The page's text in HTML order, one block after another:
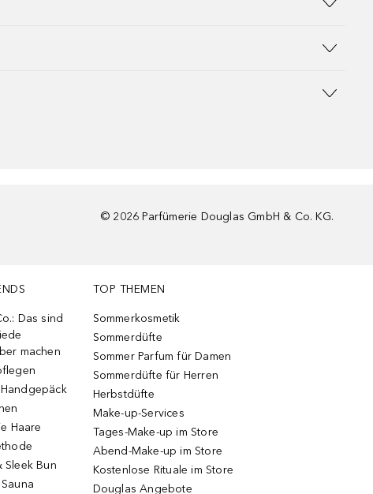
© 2026 Parfümerie Douglas GmbH & Co. KG.
Das sind
machen
Haare
Sleek Bun
TOP THEMEN
Sommerkosmetik
Sommerdüfte
Sommer Parfum für Damen
Sommerdüfte für Herren
Herbstdüfte
Make-up-Services
Tages-Make-up im Store
Abend-Make-up im Store
Kostenlose Rituale im Store
Douglas Angebote